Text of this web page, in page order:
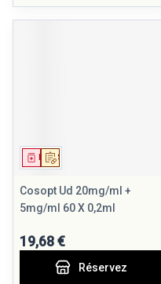
Sur prescription
Médicament
Cosopt Ud 20mg/ml +
5mg/ml 60 X 0,2ml
19,68 €
Réservez